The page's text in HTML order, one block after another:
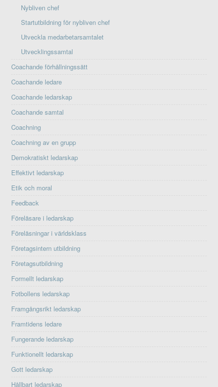
Nybliven chef
Startutbildning för nybliven chef
Utveckla medarbetarsamtalet
Utvecklingssamtal
Coachande förhållningssätt
Coachande ledare
Coachande ledarskap
Coachande samtal
Coachning
Coachning av en grupp
Demokratiskt ledarskap
Effektivt ledarskap
Etik och moral
Feedback
Föreläsare i ledarskap
Föreläsningar i världsklass
Företagsintern utbildning
Företagsutbildning
Formellt ledarskap
Fotbollens ledarskap
Framgångsrikt ledarskap
Framtidens ledare
Fungerande ledarskap
Funktionellt ledarskap
Gott ledarskap
Hållbart ledarskap